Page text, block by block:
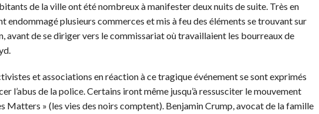
de la ville ont été nombreux à manifester deux nuits de suite. Très en
endommagé plusieurs commerces et mis à feu des éléments se trouvant sur
avant de se diriger vers le commissariat où travaillaient les bourreaux de
et associations en réaction à ce tragique événement se sont exprimés
l’abus de la police. Certains iront même jusqu’à ressusciter le mouvement
Matters » (les vies des noirs comptent). Benjamin Crump, avocat de la famille